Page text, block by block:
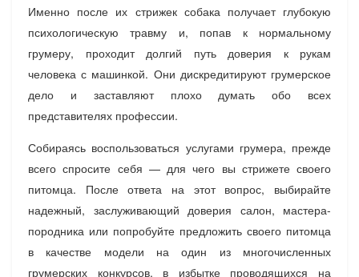
Именно после их стрижек собака получает глубокую
психологическую травму и, попав к нормальному
грумеру, проходит долгий путь доверия к рукам
человека с машинкой. Они дискредитируют грумерское
дело и заставляют плохо думать обо всех
представителях профессии.
Собираясь воспользоваться услугами грумера, прежде
всего спросите себя — для чего вы стрижете своего
питомца. После ответа на этот вопрос, выбирайте
надежный, заслуживающий доверия салон, мастера-
породника или попробуйте предложить своего питомца
в качестве модели на один из многочисленных
грумерских конкурсов, в избытке проводящихся на